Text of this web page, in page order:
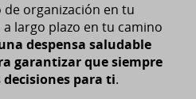
organización en tu
largo plazo en tu camino
despensa saludable
garantizar que siempre
para ti.